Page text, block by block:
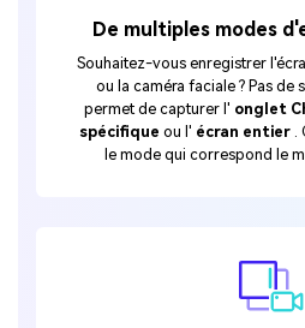
De multiples modes
Souhaitez-vous enregistrer
ou la caméra faciale ? Pas de
permet de capturer l' onglet
spécifique ou l' écran entier .
le mode qui correspond le